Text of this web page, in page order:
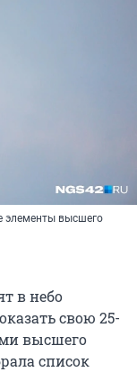
элементы высшего
в небо
свою 25-
высшего
список